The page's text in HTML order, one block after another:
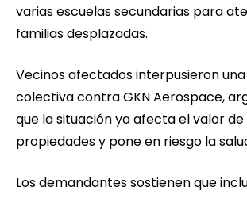
varias escuelas secundarias para
familias desplazadas.
Vecinos afectados interpusieron
colectiva contra GKN Aerospace,
que la situación ya afecta el valor de
propiedades y pone en riesgo la
Los demandantes sostienen que